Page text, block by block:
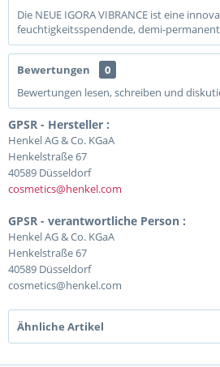
Die NEUE IGORA VIBRANCE ist eine
feuchtigkeitsspendende, demi-
Bewertungen
0
Bewertungen lesen, schreiben und
GPSR - Hersteller :
Henkel AG & Co. KGaA
Henkelstraße 67
40589 Düsseldorf
cosmetics@henkel.com
GPSR - verantwortliche Person :
Henkel AG & Co. KGaA
Henkelstraße 67
40589 Düsseldorf
cosmetics@henkel.com
Ähnliche Artikel